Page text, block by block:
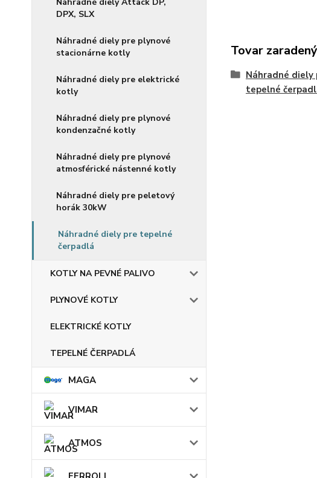
DPX, SLX
Náhradné diely pre plynové
stacionárne kotly
Náhradné diely pre elektrické
kotly
Náhradné diely pre plynové
kondenzačné kotly
Náhradné diely pre plynové
atmosférické nástenné kotly
Náhradné diely pre peletový
horák 30kW
Náhradné diely pre tepelné
čerpadlá
KOTLY NA PEVNÉ PALIVO
PLYNOVÉ KOTLY
ELEKTRICKÉ KOTLY
TEPELNÉ ČERPADLÁ
MAGA
VIMAR
ATMOS
Tovar
Náhradné diely
tepelné